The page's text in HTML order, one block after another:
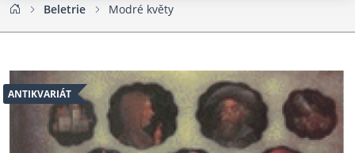
Beletrie Modré květy
ANTIKVARIÁT